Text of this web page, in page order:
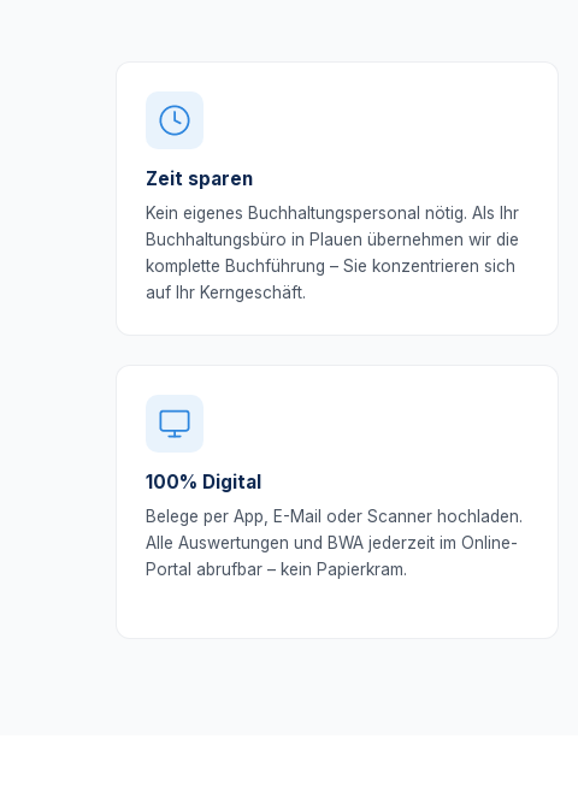
Zeit sparen
Kein eigenes Buchhaltungspersonal nötig. Als Ihr
Buchhaltungsbüro in Plauen übernehmen wir die
komplette Buchführung – Sie konzentrieren sich
auf Ihr Kerngeschäft.
100% Digital
Belege per App, E-Mail oder Scanner hochladen.
Alle Auswertungen und BWA jederzeit im Online-
Portal abrufbar – kein Papierkram.